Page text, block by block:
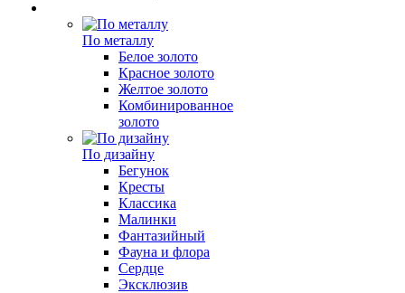
По металлу
Белое золото
Красное золото
Желтое золото
Комбинированное
золото
По дизайну
Бегунок
Кресты
Классика
Малинки
Фантазийный
Фауна и флора
Сердце
Эксклюзив